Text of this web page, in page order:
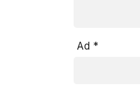
Ad *